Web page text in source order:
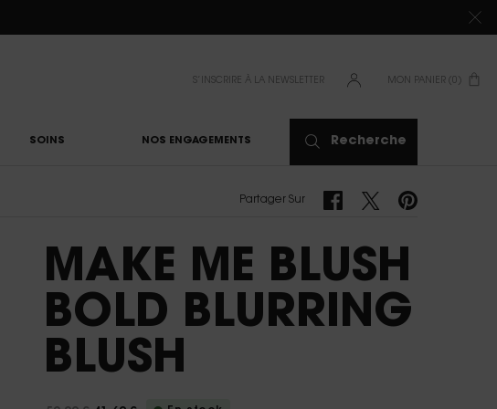
S’INSCRIRE À LA NEWSLETTER MON PANIER 0
SOINS NOS ENGAGEMENTS Recherche
Partager Sur Partager Sur Facebook
Partager Sur Twitter
Partager Sur
MAKE ME BLUSH
BOLD BLURRING
BLUSH